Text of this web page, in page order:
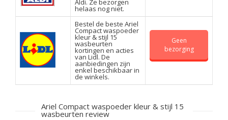
Aldi. Ze bezorgen
helaas nog niet.
Bestel de beste Ariel
Compact waspoeder
kleur & stijl 15
wasbeurten
kortingen en acties
van Lidl. De
aanbiedingen zijn
enkel beschikbaar in
de winkels.
Geen
bezorging
Ariel Compact waspoeder kleur & stijl 15
wasbeurten review